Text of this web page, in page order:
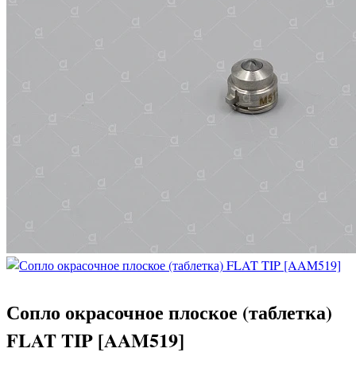
Сопло окрасочное плоское (таблетка)
FLAT TIP [AAM519]